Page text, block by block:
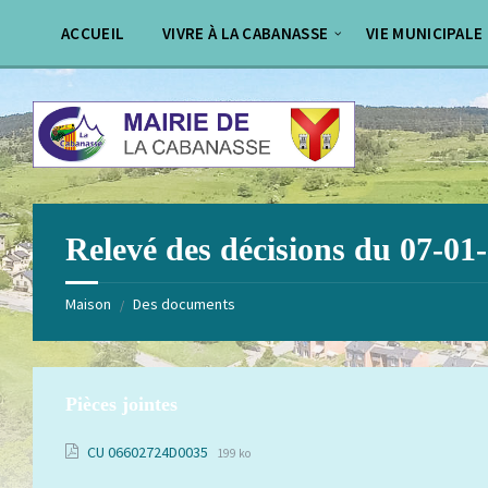
de
ACCUEIL VIVRE À LA CABANASSE VIE MUNICIPALE
Relevé des décisions du 07-
Maison / Des documents
Pièces jointes
CU 06602724D0035
Extension
Taille
199 ko